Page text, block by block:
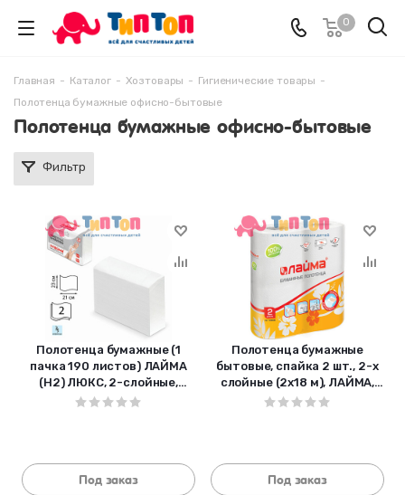
0
Главная - Каталог - Хозтовары - Гигиенические товары -
Полотенца бумажные офисно-бытовые
Полотенца бумажные офисно-бытовые
Фильтр
Полотенца бумажные (1
пачка 190 листов) ЛАЙМА
(H2) ЛЮКС, 2-слойные,
белые, 23х21, Z-сложение,
Под заказ
Полотенца бумажные
бытовые, спайка 2 шт., 2-х
слойные (2х18 м), ЛАЙМА,
22х23 см, белые, 126906
Под заказ